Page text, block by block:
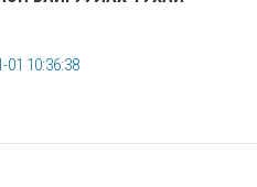
01 10:36:38